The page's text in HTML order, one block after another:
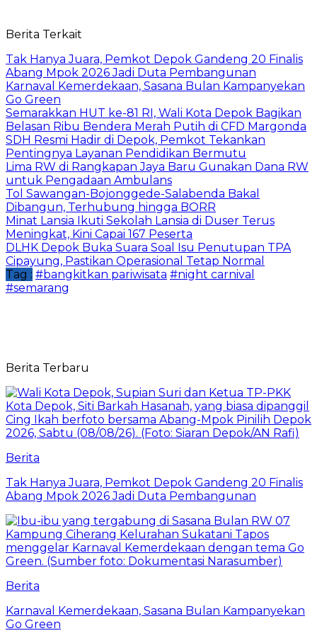
Berita Terkait
Tak Hanya Juara, Pemkot Depok Gandeng 20 Finalis
Abang Mpok 2026 Jadi Duta Pembangunan
Karnaval Kemerdekaan, Sasana Bulan Kampanyekan
Go Green
Semarakkan HUT ke-81 RI, Wali Kota Depok Bagikan
Belasan Ribu Bendera Merah Putih di CFD Margonda
SDH Resmi Hadir di Depok, Pemkot Tekankan
Pentingnya Layanan Pendidikan Bermutu
Lima RW di Rangkapan Jaya Baru Gunakan Dana RW
untuk Pengadaan Ambulans
Tol Sawangan-Bojonggede-Salabenda Bakal
Dibangun, Terhubung hingga BORR
Minat Lansia Ikuti Sekolah Lansia di Duser Terus
Meningkat, Kini Capai 167 Peserta
DLHK Depok Buka Suara Soal Isu Penutupan TPA
Cipayung, Pastikan Operasional Tetap Normal
Tag : #bangkitkan pariwisata #night carnival
#semarang
Berita Terbaru
Berita
Tak Hanya Juara, Pemkot Depok Gandeng 20 Finalis
Abang Mpok 2026 Jadi Duta Pembangunan
Berita
Karnaval Kemerdekaan, Sasana Bulan Kampanyekan
Go Green